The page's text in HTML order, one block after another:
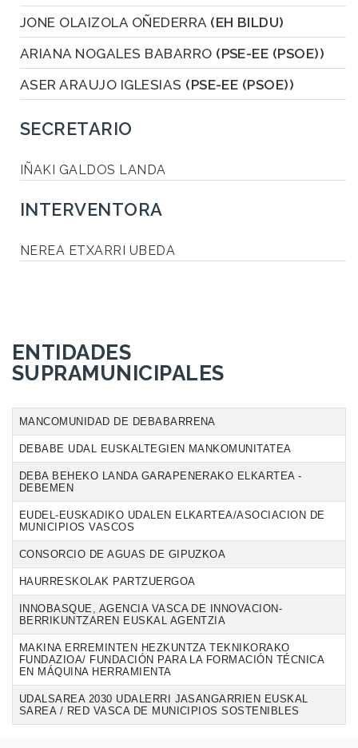
JONE OLAIZOLA OÑEDERRA (EH BILDU)
ARIANA NOGALES BABARRO (PSE-EE (PSOE))
ASER ARAUJO IGLESIAS (PSE-EE (PSOE))
SECRETARIO
IÑAKI GALDOS LANDA
INTERVENTORA
NEREA ETXARRI UBEDA
ENTIDADES
SUPRAMUNICIPALES
MANCOMUNIDAD DE DEBABARRENA
DEBABE UDAL EUSKALTEGIEN MANKOMUNITATEA
DEBA BEHEKO LANDA GARAPENERAKO ELKARTEA -
DEBEMEN
EUDEL-EUSKADIKO UDALEN ELKARTEA/ASOCIACION DE
MUNICIPIOS VASCOS
CONSORCIO DE AGUAS DE GIPUZKOA
HAURRESKOLAK PARTZUERGOA
INNOBASQUE, AGENCIA VASCA DE INNOVACION-
BERRIKUNTZAREN EUSKAL AGENTZIA
MAKINA ERREMINTEN HEZKUNTZA TEKNIKORAKO
FUNDAZIOA/ FUNDACIÓN PARA LA FORMACIÓN TÉCNICA
EN MÁQUINA HERRAMIENTA
UDALSAREA 2030 UDALERRI JASANGARRIEN EUSKAL
SAREA / RED VASCA DE MUNICIPIOS SOSTENIBLES